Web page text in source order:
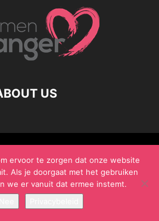
US
ervoor te zorgen dat onze website
Als je doorgaat met het gebruiken
we er vanuit dat ermee instemt.